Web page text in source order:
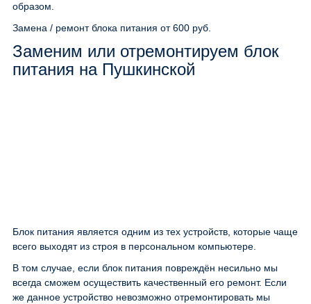
образом.
Замена / ремонт блока питания от 600 руб.
Заменим или отремонтируем блок
питания на Пушкинской
Блок питания является одним из тех устройств, которые чаще
всего выходят из строя в персональном компьютере.
В том случае, если блок питания повреждён несильно мы
всегда сможем осуществить качественный его ремонт. Если
же данное устройство невозможно отремонтировать мы